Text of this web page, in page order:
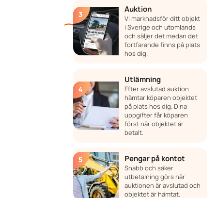
Auktion
Vi marknadsför ditt objekt
i Sverige och utomlands
och säljer det medan det
fortfarande finns på plats
hos dig.
Utlämning
Efter avslutad auktion
hämtar köparen objektet
på plats hos dig. Dina
uppgifter får köparen
först när objektet är
betalt.
Pengar på kontot
Snabb och säker
utbetalning görs när
auktionen är avslutad och
objektet är hämtat.